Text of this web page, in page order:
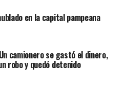
en el marco del
acordaron todas las
cuidado para toda la
muy en claro el rol que
debemos dejar de lado los
a la búsqueda de una
en la capital pampeana
camionero se gastó el dinero,
robo y quedó detenido